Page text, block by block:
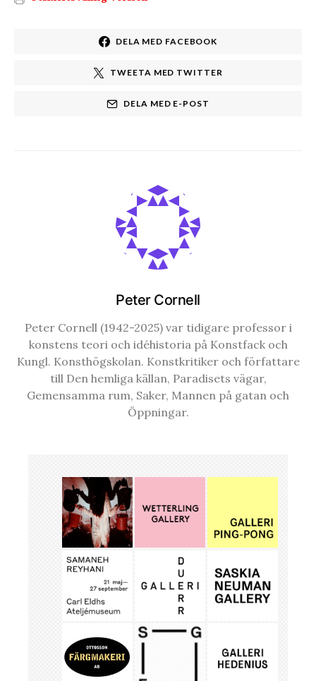
DELA MED FACEBOOK
TWEETA MED TWITTER
DELA MED E-POST
Peter Cornell
Peter Cornell (1942-2025) var tidigare professor i
konstens teori och idéhistoria på Konstfack och
Kungl. Konsthögskolan. Konstkritiker och författare
till Den hemliga källan, Paradisets vägar,
Gemensamma rum, Saker, Mannen på gatan och
Öppningar.